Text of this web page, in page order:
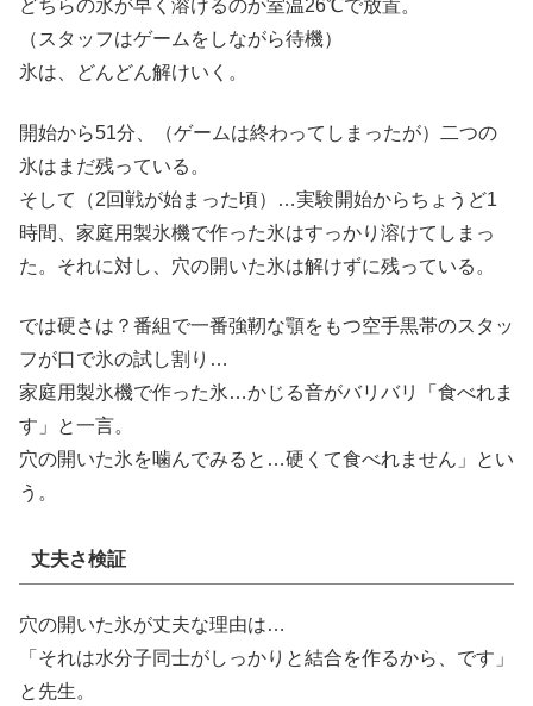
どちらの氷が早く溶けるのか室温26℃で放置。
（スタッフはゲームをしながら待機）
氷は、どんどん解けいく。
開始から51分、（ゲームは終わってしまったが）二つの
氷はまだ残っている。
そして（2回戦が始まった頃）…実験開始からちょうど1
時間、家庭用製氷機で作った氷はすっかり溶けてしまっ
た。それに対し、穴の開いた氷は解けずに残っている。
では硬さは？番組で一番強靭な顎をもつ空手黒帯のスタッ
フが口で氷の試し割り…
家庭用製氷機で作った氷…かじる音がバリバリ「食べれま
す」と一言。
穴の開いた氷を噛んでみると…硬くて食べれません」とい
う。
丈夫さ検証
穴の開いた氷が丈夫な理由は…
「それは水分子同士がしっかりと結合を作るから、です」
と先生。